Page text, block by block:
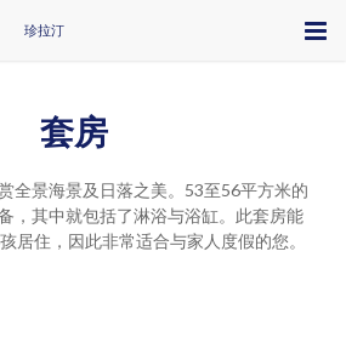
珍拉汀
套房
全景海景及日落之美。53至56平方米的
，其中就包括了淋浴与浴缸。此套房能
居住，因此非常适合与家人度假的您。